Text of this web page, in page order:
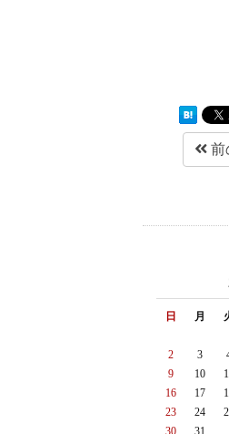
前
日 月
2
3
9
10
16
17
23
24
30
31